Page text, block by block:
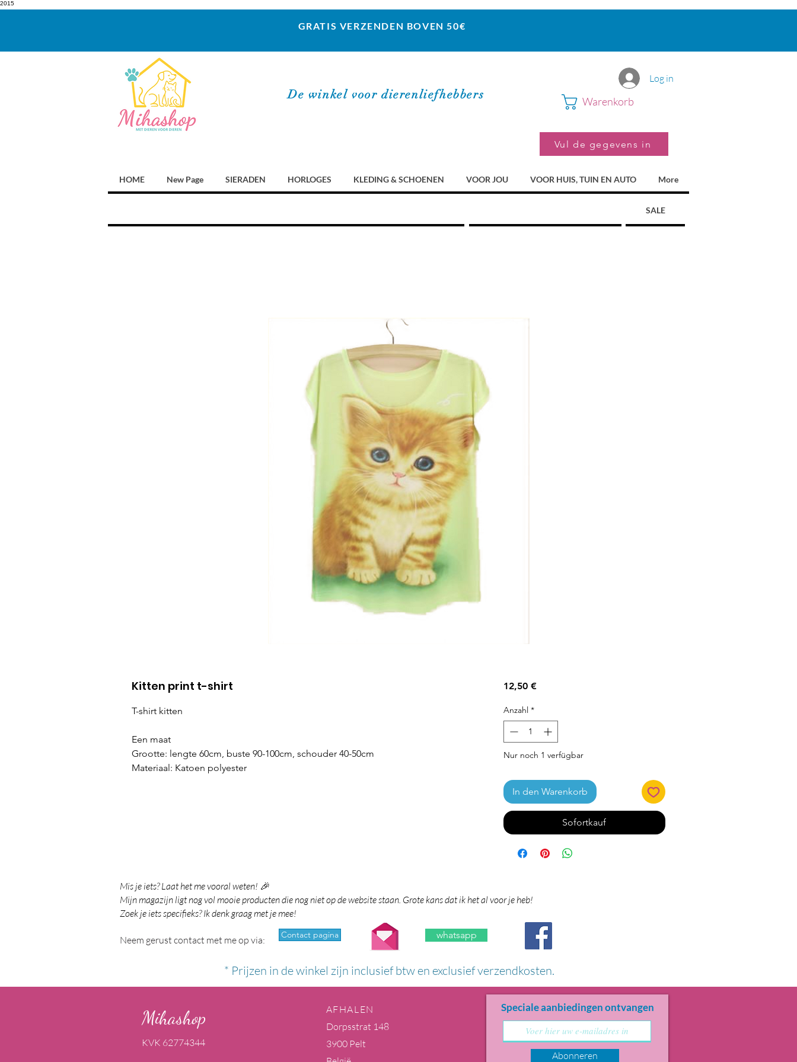
2015
GRATIS VERZENDEN BOVEN 50€
De winkel voor dierenliefhebbers
Log in
Warenkorb
Vul de gegevens in
HOME New Page SIERADEN HORLOGES KLEDING & SCHOENEN VOOR JOU VOOR HUIS, TUIN EN AUTO More
SALE
Kitten print t-shirt
T-shirt kitten
Een maat
Grootte: lengte 60cm, buste 90-100cm, schouder 40-50cm
Materiaal: Katoen polyester
12,50 €Preis
Anzahl *
Nur noch 1 verfügbar
In den Warenkorb
Sofortkauf
Mis je iets? Laat het me vooral weten! 🎉
Mijn magazijn ligt nog vol mooie producten die nog niet op de website staan. Grote kans dat ik het al voor je heb!
Zoek je iets specifieks? Ik denk graag met je mee!
Neem gerust contact met me op via: Contact pagina whatsapp
* Prijzen in de winkel zijn inclusief btw en exclusief verzendkosten.
Mihashop
KVK 62774344
AFHALEN
Dorpsstrat 148
3900 Pelt
Speciale aanbiedingen ontvangen
Abonneren